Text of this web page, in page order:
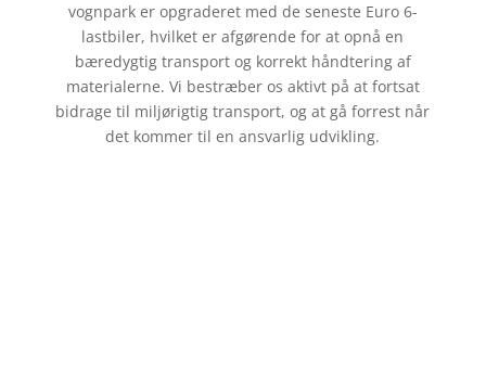
vognpark er opgraderet med de seneste Euro 6-
lastbiler, hvilket er afgørende for at opnå en
bæredygtig transport og korrekt håndtering af
materialerne. Vi bestræber os aktivt på at fortsat
bidrage til miljørigtig transport, og at gå forrest når
det kommer til en ansvarlig udvikling.